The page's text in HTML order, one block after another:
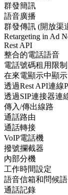
群發簡訊
語音廣播
群發傳訊 (開放渠
Retargeting in Ad
Rest API
整合的電話語音
電話號碼租用限制
在來電顯示中顯
透過Rest API連線
透過SIP連接器連
傳入/傳出線路
通話路由
通話轉接
VoIP電話機
撥號攔截器
內部分機
工作時間設定
語音信箱和問候語
通話記錄